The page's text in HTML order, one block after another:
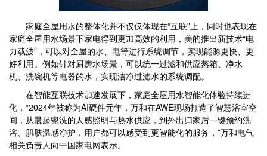
家庭全屋用水的整体化并不仅仅体现在“互联”上，同时也表现在
家庭全屋用水场景下家电得到更加高效的利用，美的推出新技术“电
力载波”，可以对全屋的水、电等进行系统调节，实现能源更快、更
好利用。例如针对厨房水场景，可以统一过滤和供应蒸箱、净水
机、洗碗机等电器的水，实现洁净过滤水的系统调配。
在智能互联技术加速发展下，家庭全屋用水智能化体验持续进
化，“2024年被称为AI硬件元年，万和在AWE现场打造了智慧浴室空
间，从晨起盥洗的人感照明与热水供应，到外出归家后一键预约洗
浴、肌肤温感净护，用户都可以感受到更智能化的服务，”万和电气
相关负责人向中国家电网表示。